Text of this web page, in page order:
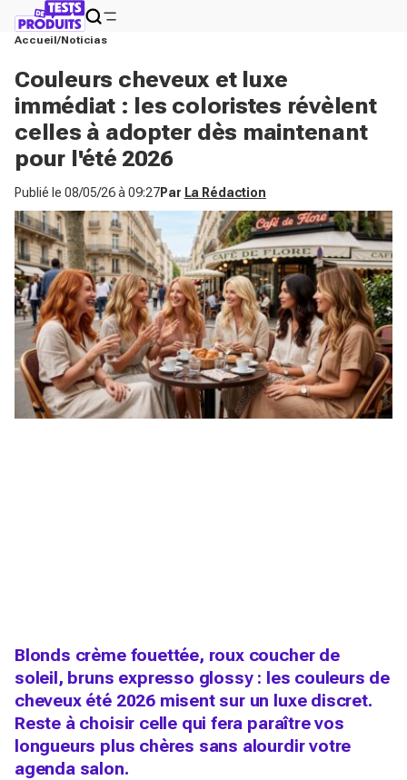
Accueil Noticias
Couleurs cheveux et luxe
immédiat : les coloristes révèlent
celles à adopter dès maintenant
pour l'été 2026
Publié le 08/05/26 à 09:27Par La Rédaction
Blonds crème fouettée, roux coucher de
soleil, bruns expresso glossy : les couleurs de
cheveux été 2026 misent sur un luxe discret.
Reste à choisir celle qui fera paraître vos
longueurs plus chères sans alourdir votre
agenda salon.